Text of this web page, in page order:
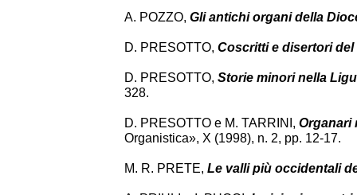
A. POZZO, Gli antichi organi della
D. PRESOTTO, Coscritti e disertori
D. PRESOTTO, Storie minori nella
328.
D. PRESOTTO e M. TARRINI, Organari
Organistica», X (1998), n. 2, pp. 12-17.
M. R. PRETE, Le valli più occidentali